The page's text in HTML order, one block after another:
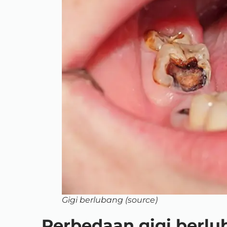
Gigi berlubang (source)